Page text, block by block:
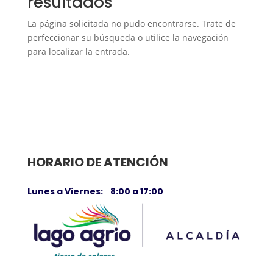
La página solicitada no pudo encontrarse. Trate de
perfeccionar su búsqueda o utilice la navegación
para localizar la entrada.
HORARIO DE ATENCIÓN
Lunes a Viernes: 8:00 a 17:00